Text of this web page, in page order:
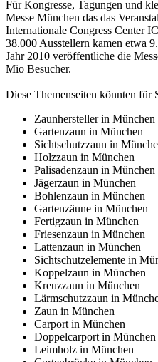
Für Kongresse, Tagungen und
Messe München das das
Internationale Congress Center
38.000 Ausstellern kamen etwa
Jahr 2010 veröffentliche die
Mio Besucher.
Diese Themenseiten könnten für
Zaunhersteller in München
Gartenzaun in München
Sichtschutzzaun in
Holzzaun in München
Palisadenzaun in München
Jägerzaun in München
Bohlenzaun in München
Gartenzäune in München
Fertigzaun in München
Friesenzaun in München
Lattenzaun in München
Sichtschutzelemente in
Koppelzaun in München
Kreuzzaun in München
Lärmschutzzaun in
Zaun in München
Carport in München
Doppelcarport in München
Leimholz in München